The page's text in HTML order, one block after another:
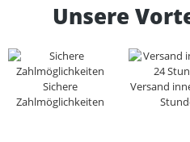
Unsere
Sichere
Zahlmöglichkeiten
Versand